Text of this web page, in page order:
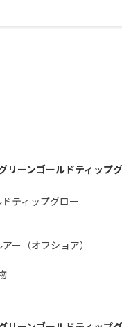
リーンゴールドティップ
ティップグロー
ー（オフショア）